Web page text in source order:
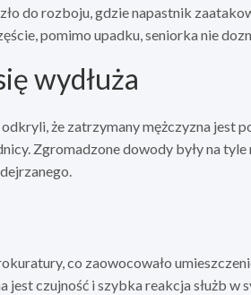
do rozboju, gdzie napastnik
pomimo upadku, seniorka nie
wydłuża
że zatrzymany mężczyzna jest
Zgromadzone dowody były na
co zaowocowało
jest czujność i szybka reakcja służb